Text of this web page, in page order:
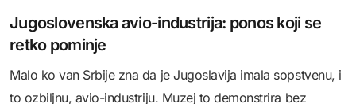
Jugoslovenska avio-industrija: ponos koji se
retko pominje
Malo ko van Srbije zna da je Jugoslavija imala sopstvenu, i
to ozbiljnu, avio-industriju. Muzej to demonstrira bez